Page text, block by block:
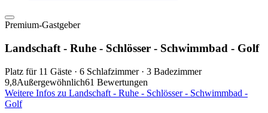
Premium-Gastgeber
Landschaft - Ruhe - Schlösser - Schwimmbad - Golf
Platz für 11 Gäste · 6 Schlafzimmer · 3 Badezimmer
9,8Außergewöhnlich61 Bewertungen
Weitere Infos zu Landschaft - Ruhe - Schlösser - Schwimmbad -
Golf